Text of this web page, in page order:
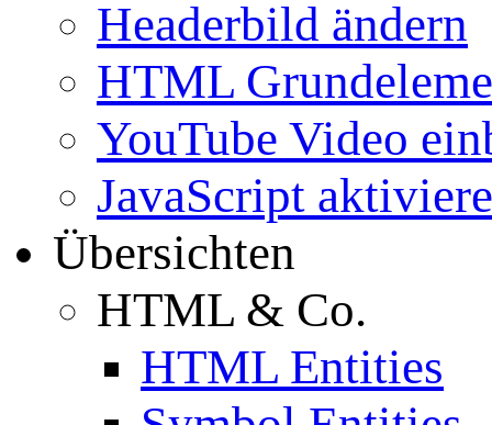
Headerbild ändern
HTML
YouTube Video
JavaScript
Übersichten
HTML & Co.
HTML Entities